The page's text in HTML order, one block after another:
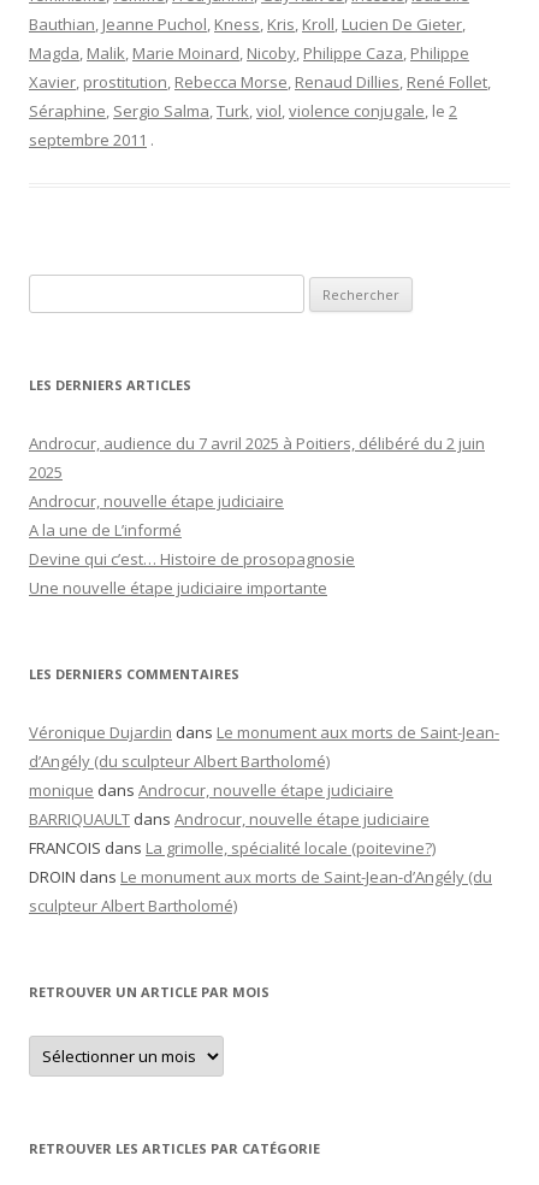
Bauthian, Jeanne Puchol, Kness, Kris, Kroll, Lucien De Gieter,
Magda, Malik, Marie Moinard, Nicoby, Philippe Caza, Philippe
Xavier, prostitution, Rebecca Morse, Renaud Dillies, René Follet,
Séraphine, Sergio Salma,Turk,viol,violence conjugale, le 2
septembre 2011 .
LES DERNIERS ARTICLES
Androcur, audience du 7 avril 2025 à Poitiers, délibéré du 2 juin
2025
Androcur, nouvelle étape judiciaire
A la une de L’informé
Devine qui c’est… Histoire de prosopagnosie
Une nouvelle étape judiciaire importante
LES DERNIERS COMMENTAIRES
Véronique Dujardin dans Le monument aux morts de Saint-Jean-
d’Angély (du sculpteur Albert Bartholomé)
monique dans Androcur, nouvelle étape judiciaire
BARRIQUAULT dans Androcur, nouvelle étape judiciaire
FRANCOIS dans La grimolle, spécialité locale (poitevine?)
DROIN dans Le monument aux morts de Saint-Jean-d’Angély (du
sculpteur Albert Bartholomé)
RETROUVER UN ARTICLE PAR MOIS
Retrouver
un
article
RETROUVER LES ARTICLES PAR CATÉGORIE